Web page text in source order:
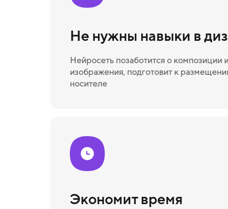
Не нужны навыки в
Нейросеть позаботится о композиции
изображения, подготовит к
носителе
Экономит время